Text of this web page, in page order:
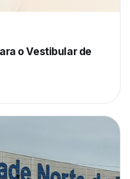
o Vestibular de